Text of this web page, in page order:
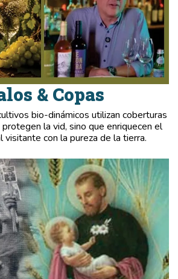
& Copas
bio-dinámicos utilizan coberturas
la vid, sino que enriquecen el
visitante con la pureza de la tierra.